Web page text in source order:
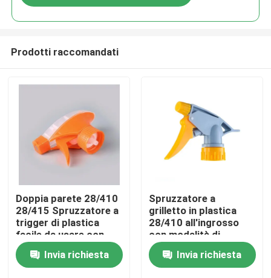
Casa
Prodotti
Prodotti raccomandati
Doppia parete 28/410
28/415 Spruzzatore a
trigger di plastica
facile da usare con
modello di
spruzzatura regolabile
e resistenza chimica
Invia richiesta
Spruzzatore a
grilletto in plastica
28/410 all'ingrosso
con modalità di
spruzzo regolabile e
design a prova di
perdite per la pulizia
Invia richiesta